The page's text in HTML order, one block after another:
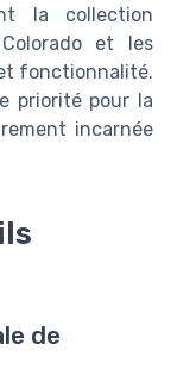
la collection
et les
fonctionnalité.
priorité pour la
incarnée
de